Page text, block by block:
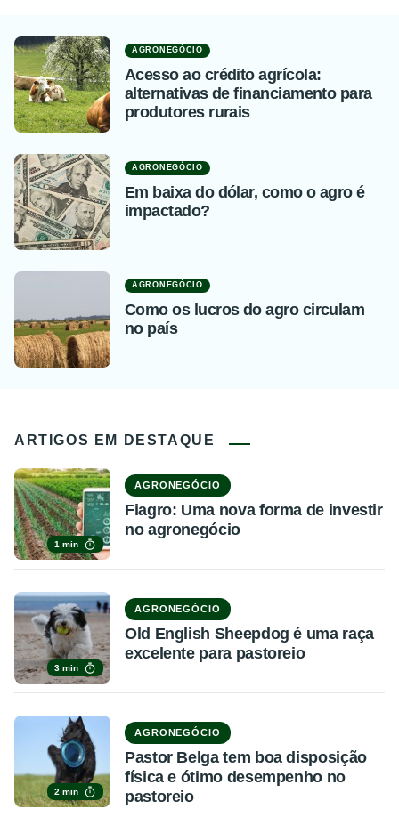
AGRONEGÓCIO
Acesso ao crédito agrícola:
alternativas de financiamento para
produtores rurais
AGRONEGÓCIO
Em baixa do dólar, como o agro é
impactado?
AGRONEGÓCIO
Como os lucros do agro circulam
no país
ARTIGOS EM DESTAQUE
1 min
AGRONEGÓCIO
Fiagro: Uma nova forma de investir
no agronegócio
3 min
AGRONEGÓCIO
Old English Sheepdog é uma raça
excelente para pastoreio
2 min
AGRONEGÓCIO
Pastor Belga tem boa disposição
física e ótimo desempenho no
pastoreio